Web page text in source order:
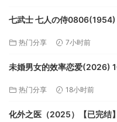
七武士 七人の侍
热门分享 7小时前
未婚男女的效率恋爱(2026) 1080p 韩语中字【12集完结】
热门分享 18小时前
化外之医（2025）【已完结